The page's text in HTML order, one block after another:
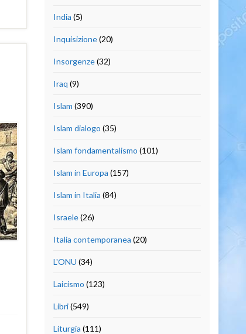
India (5)
Inquisizione(20)
Insorgenze(32)
Iraq (9)
Islam (390)
Islam dialogo (35)
Islam fondamentalismo (101)
Islam in Europa (157)
Islam in Italia (84)
Israele(26)
Italia contemporanea (20)
L'ONU (34)
Laicismo (123)
Libri(549)
Liturgia (111)